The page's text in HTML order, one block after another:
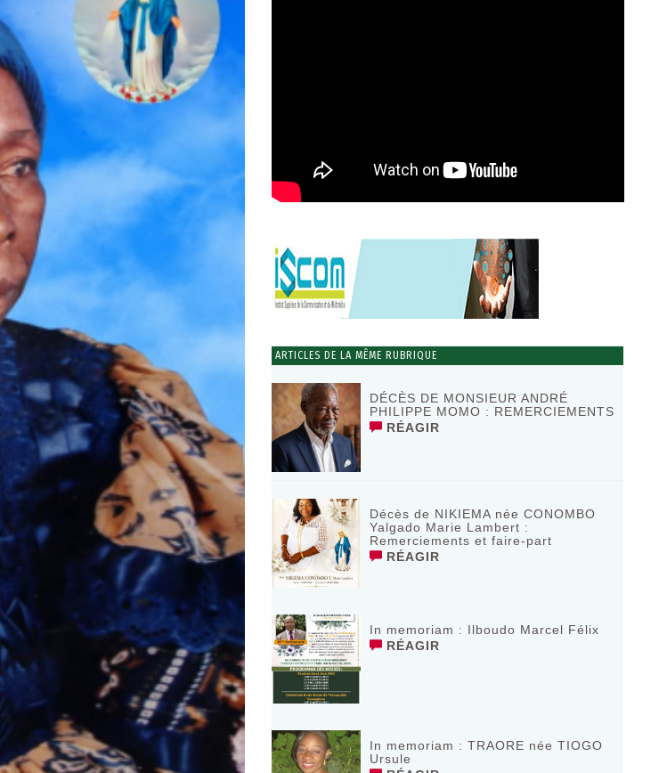
ARTICLES DE LA MÊME RUBRIQUE
DÉCÈS DE MONSIEUR ANDRÉ
PHILIPPE MOMO : REMERCIEMENTS
RÉAGIR
Décès de NIKIEMA née CONOMBO
Yalgado Marie Lambert :
Remerciements et faire-part
RÉAGIR
In memoriam : Ilboudo Marcel Félix
RÉAGIR
In memoriam : TRAORE née TIOGO
Ursule